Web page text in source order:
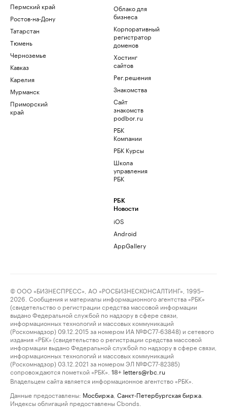
Пермский край
Ростов-на-Дону
Татарстан
Тюмень
Черноземье
Кавказ
Карелия
Мурманск
Приморский
край
Облако для
бизнеса
Корпоративный
регистратор
доменов
Хостинг
сайтов
Рег.решения
Знакомства
Сайт
знакомств
podbor.ru
РБК
Компании
РБК Курсы
Школа
управления
РБК
РБК
Новости
iOS
Android
AppGallery
© ООО «БИЗНЕСПРЕСС», АО «РОСБИЗНЕСКОНСАЛТИНГ», 1995–
2026. Сообщения и материалы информационного агентства «РБК»
(свидетельство о регистрации средства массовой информации
выдано Федеральной службой по надзору в сфере связи,
информационных технологий и массовых коммуникаций
(Роскомнадзор) 09.12.2015 за номером ИА №ФС77-63848) и сетевого
издания «РБК» (свидетельство о регистрации средства массовой
информации выдано Федеральной службой по надзору в сфере связи,
информационных технологий и массовых коммуникаций
(Роскомнадзор) 03.12.2021 за номером ЭЛ №ФС77-82385)
сопровождаются пометкой «РБК».
18+ letters@rbc.ru
Владельцем сайта является информационное агентство «РБК».
Данные предоставлены: Мосбиржа Санкт-Петербургская биржа
Индексы облигаций предоставлены Cbonds.